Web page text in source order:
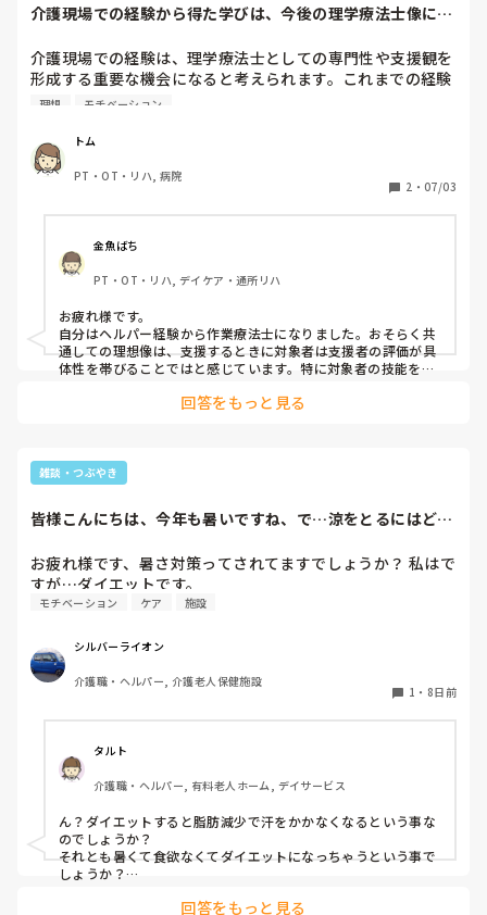
介護現場での経験から得た学びは、今後の理学療法士像にど
介護現場での経験は、理学療法士としての専門性や支援観を
形成する重要な機会になると考えられます。これまでの経験
を振り返り、今後どのような理学療法士でありたいと考えて
も、具体的にお聞かせください。
理想 モチベーション
トム
PT・OT・リハ, 病院
2 ・ 07/03
金魚ばち
PT・OT・リハ, デイケア・通所リハ
お疲れ様です。
自分はヘルパー経験から作業療法士になりました。おそらく共
通しての理想像は、支援するときに対象者は支援者の評価が具
体性を帯びることではと感じています。特に対象者の技能を評
ないと実感できるからです。今も、本人評価、支援者評価を元
回答をもっと見る
雑談・つぶやき
皆様こんにちは、今年も暑いですね、で…涼をとるにはどの
お疲れ様です、暑さ対策ってされてますでしょうか？ 私はで
すが…ダイエットです。
モチベーション ケア 施設
シルバーライオン
介護職・ヘルパー, 介護老人保健施設
1 ・ 8日前
タルト
介護職・ヘルパー, 有料老人ホーム, デイサービス
ん？ダイエットすると脂肪減少で汗をかかなくなるという事な
のでしょうか？
それとも暑くて食欲なくてダイエットになっちゃうという事で
しょうか？
仕事としての暑さ対策では、入浴介助では首と背中を冷やす保
回答をもっと見る